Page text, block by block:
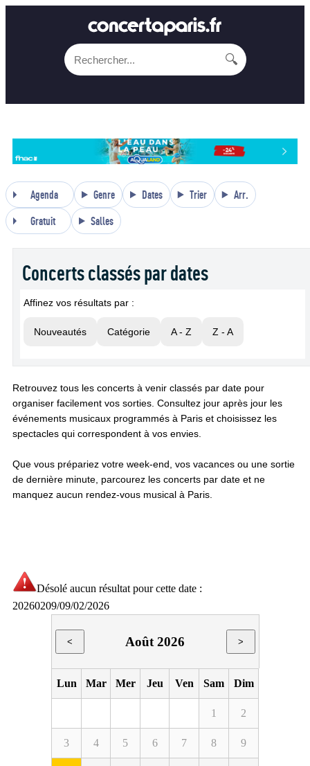
🔍
Agenda Genre Dates Trier Arr.
Gratuit Salles
Concerts classés par dates
Affinez vos résultats par :
Nouveautés Catégorie A - Z Z - A
Retrouvez tous les concerts à venir classés par date pour
organiser facilement vos sorties. Consultez jour après jour les
événements musicaux programmés à Paris et choisissez les
spectacles qui correspondent à vos envies.
Que vous prépariez votre week-end, vos vacances ou une sortie
de dernière minute, parcourez les concerts par date et ne
manquez aucun rendez-vous musical à Paris.
Désolé aucun résultat pour cette date :
20260209/09/02/2026
< Août 2026 >
Lun Mar Mer Jeu Ven Sam Dim
1 2
3 4 5 6 7 8 9